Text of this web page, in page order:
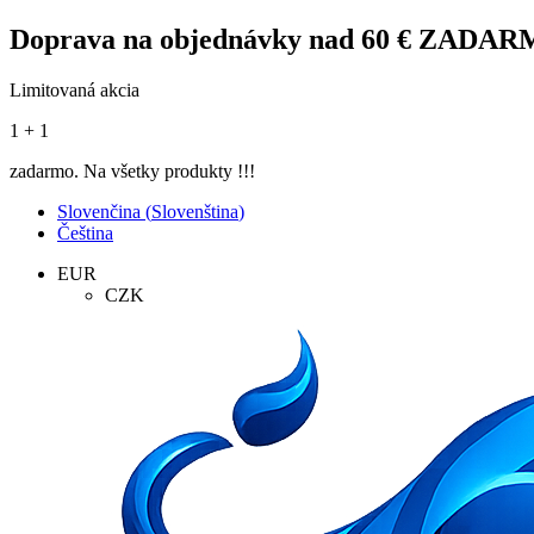
Doprava na objednávky nad 60 €
Limitovaná akcia
1 + 1
zadarmo. Na všetky produkty !!!
Slovenčina (Slovenština)
Čeština
EUR
CZK